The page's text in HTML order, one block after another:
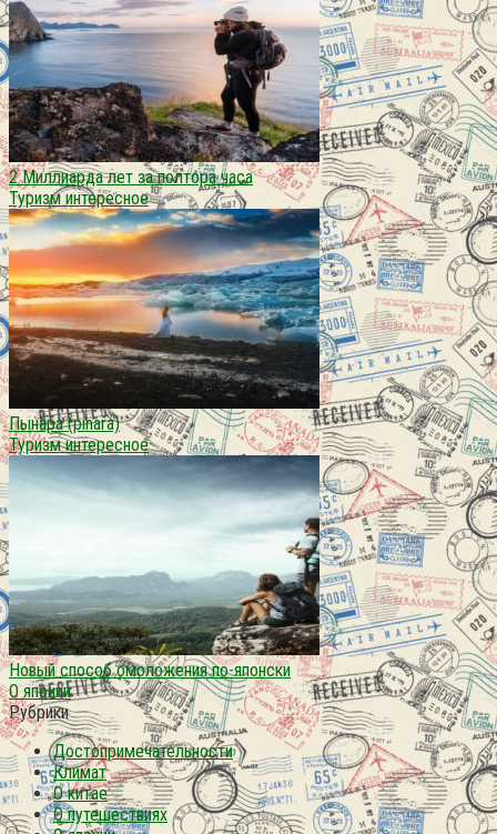
2 Миллиарда лет за полтора часа
Туризм интересное
Пынара (pinara)
Туризм интересное
Новый способ омоложения по-японски
О японии
Рубрики
Достопримечательности
Климат
О китае
О путешествиях